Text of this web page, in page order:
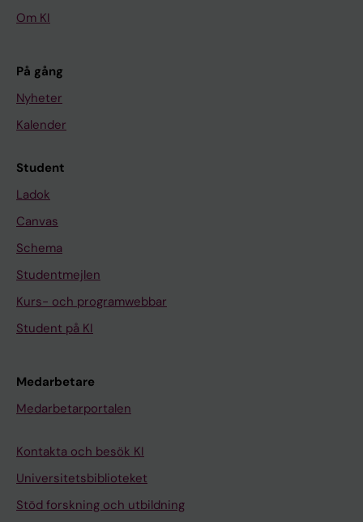
Om KI
På gång
Nyheter
Kalender
Student
Ladok
Canvas
Schema
Studentmejlen
Kurs- och programwebbar
Student på KI
Medarbetare
Medarbetarportalen
Kontakta och besök KI
Universitetsbiblioteket
Stöd forskning och utbildning